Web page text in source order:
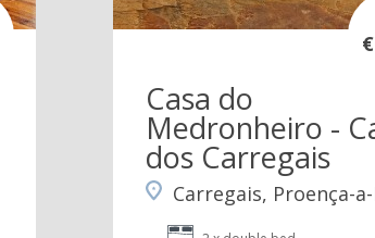
€
Casa do
Medronheiro -
dos Carregais
Carregais, Proença-